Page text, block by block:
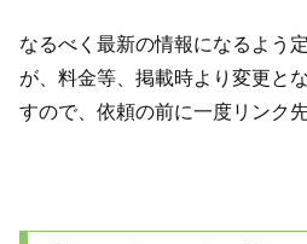
なるべく最新の情報になるよう
が、料金等、掲載時より変更と
すので、依頼の前に一度リンク